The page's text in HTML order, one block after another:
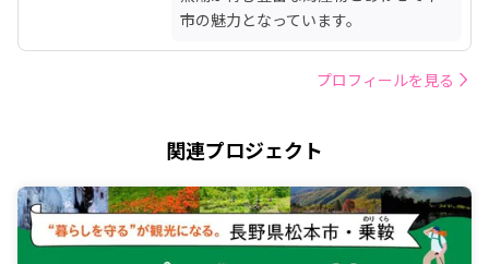
市の魅力となっています。
プロフィールを見る
関連プロジェクト